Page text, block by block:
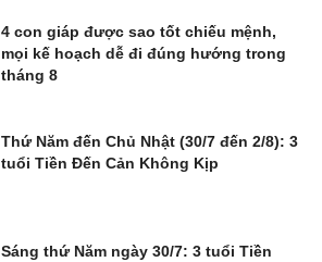
4 con giáp được sao tốt chiếu mệnh,
mọi kế hoạch dễ đi đúng hướng trong
tháng 8
Thứ Năm đến Chủ Nhật (30/7 đến 2/8): 3
tuổi Tiền Đến Cản Không Kịp
Sáng thứ Năm ngày 30/7: 3 tuổi Tiền